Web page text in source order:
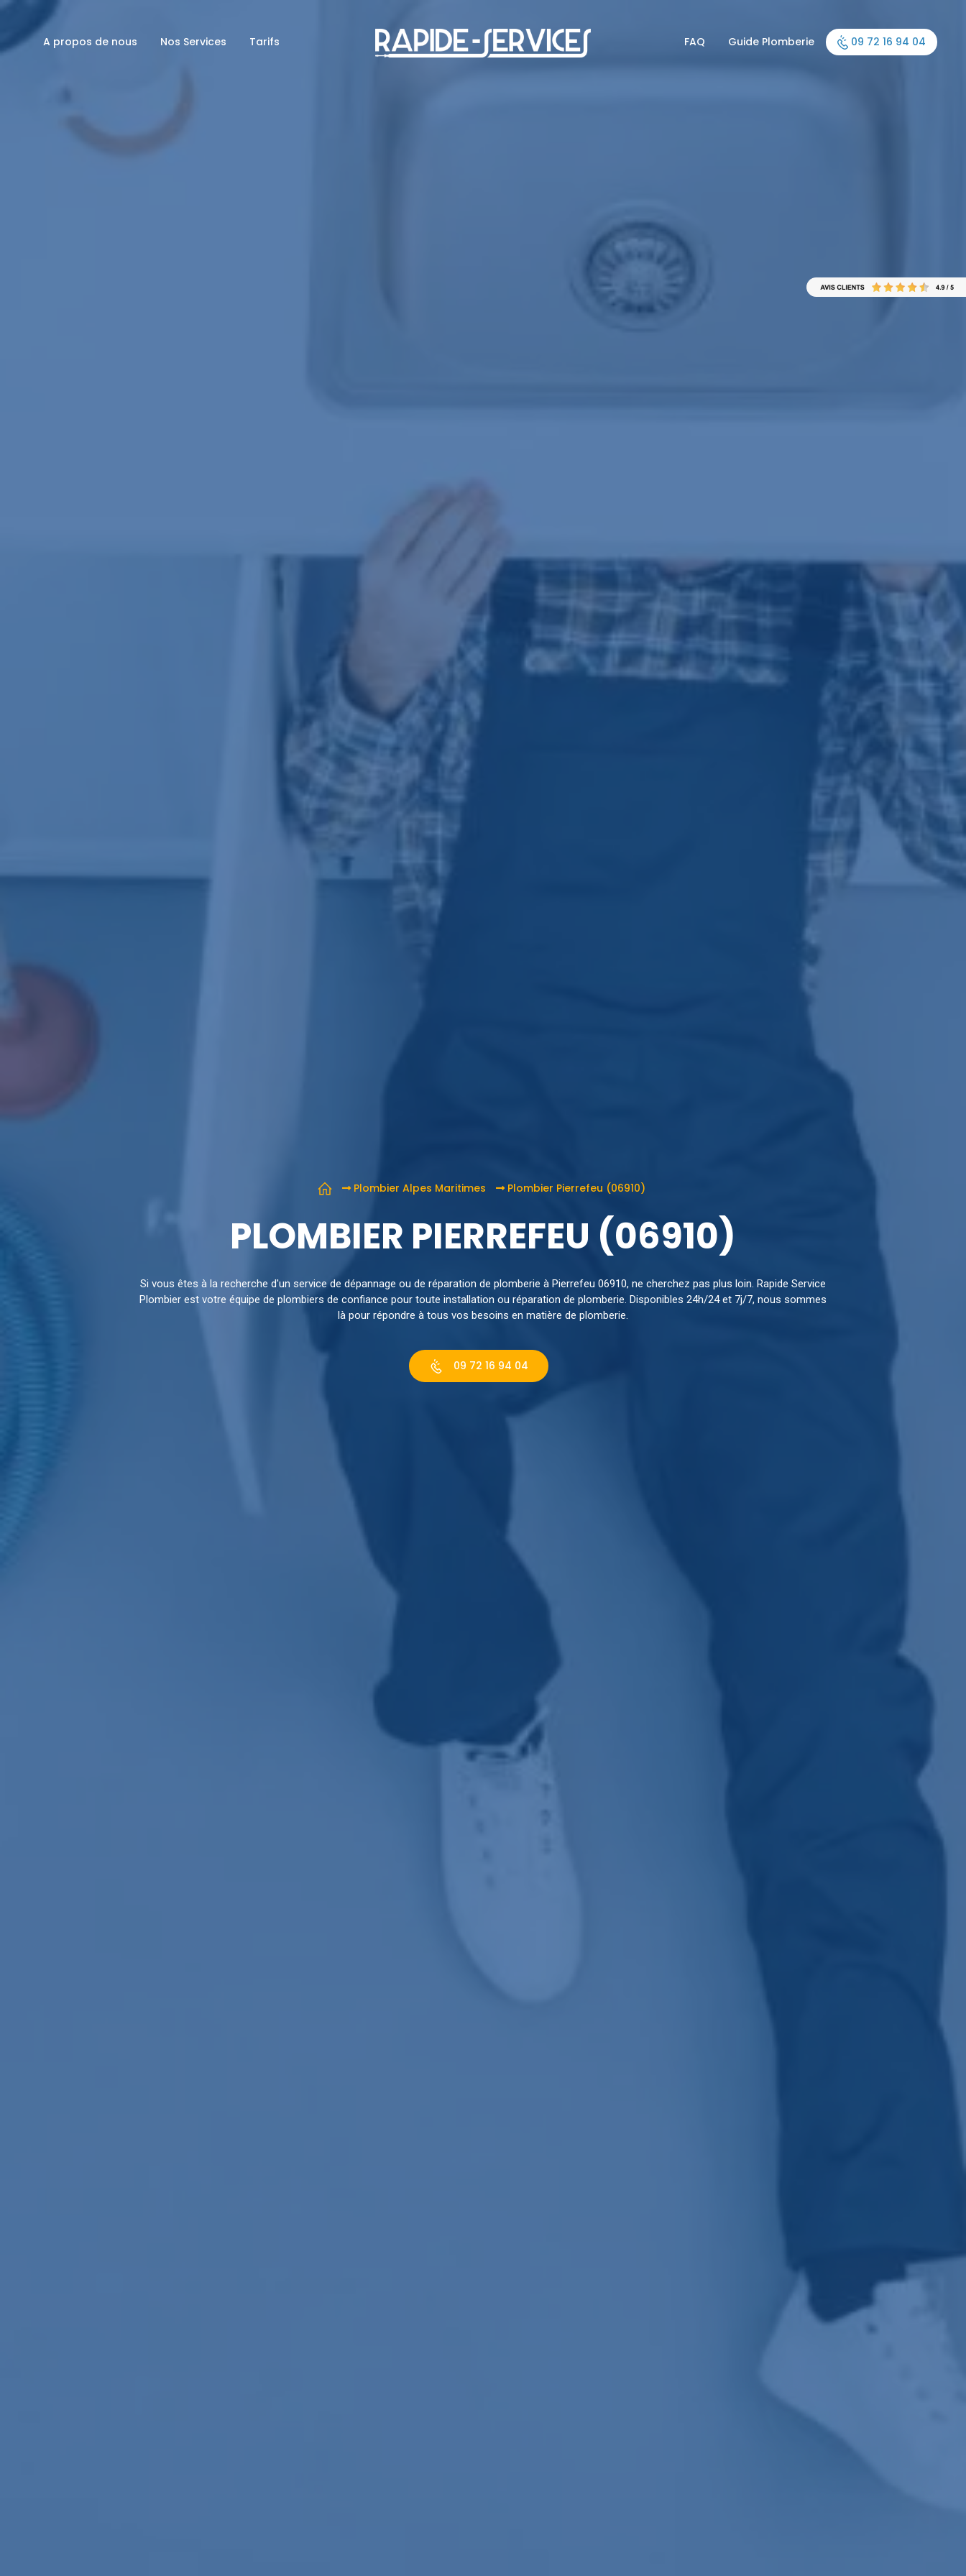
A propos de nous Nos Services Tarifs FAQ Guide Plomberie 09 72 16 94 04
Plombier Alpes Maritimes Plombier Pierrefeu (06910)
PLOMBIER PIERREFEU (06910)
Si vous êtes à la recherche d'un service de dépannage ou de réparation de plomberie à Pierrefeu 06910, ne cherchez pas plus loin. Rapide Service
Plombier est votre équipe de plombiers de confiance pour toute installation ou réparation de plomberie. Disponibles 24h/24 et 7j/7, nous sommes
là pour répondre à tous vos besoins en matière de plomberie.
09 72 16 94 04